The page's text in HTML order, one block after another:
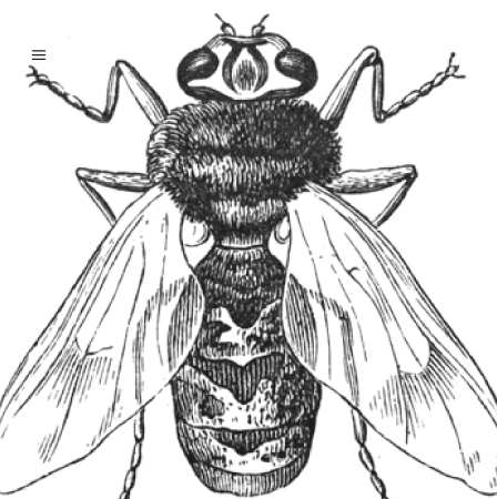
La danse de l’abeille
Posté à 15:35hdansapiculture
by